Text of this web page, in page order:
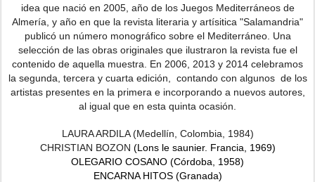
idea que nació en 2005, año de los Juegos Mediterráneos de
Almería, y año en que la revista literaria y artísitica "Salamandria"
publicó un número monográfico sobre el Mediterráneo. Una
selección de las obras originales que ilustraron la revista fue el
contenido de aquella muestra. En 2006, 2013 y 2014 celebramos
la segunda, tercera y cuarta edición, contando con algunos de los
artistas presentes en la primera e incorporando a nuevos autores,
al igual que en esta quinta ocasión.
LAURA ARDILA (Medellín, Colombia, 1984)
CHRISTIAN BOZON (Lons le saunier. Francia, 1969)
OLEGARIO COSANO (Córdoba, 1958)
ENCARNA HITOS (Granada)